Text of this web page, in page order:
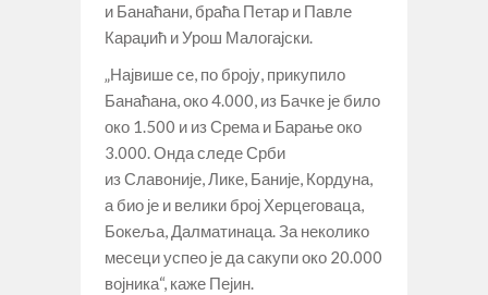
и Банаћани, браћа Петар и Павле
Караџић и Урош Малогајски.
„Највише се, по броју, прикупило
Банаћана, око 4.000, из Бачке је било
око 1.500 и из Срема и Барање око
3.000. Онда следе Срби
из Славоније, Лике, Баније, Кордуна,
а био је и велики број Херцеговаца,
Бокеља, Далматинаца. За неколико
месеци успео је да сакупи око 20.000
војника“, каже Пејин.